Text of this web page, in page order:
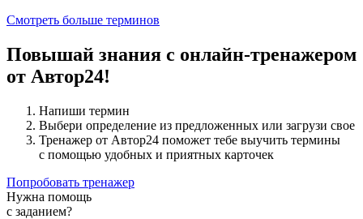
Смотреть больше терминов
Повышай знания с онлайн-тренажером
от Автор24!
Напиши термин
Выбери определение из предложенных или загрузи свое
Тренажер от Автор24 поможет тебе выучить термины
с помощью удобных и приятных карточек
Попробовать тренажер
Нужна помощь
с заданием?